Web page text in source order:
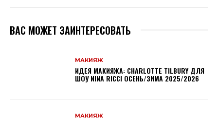
ВАС МОЖЕТ ЗАИНТЕРЕСОВАТЬ
МАКИЯЖ
ИДЕЯ МАКИЯЖА: CHARLOTTE TILBURY ДЛЯ
ШОУ NINA RICCI ОСЕНЬ/ЗИМА 2025/2026
МАКИЯЖ